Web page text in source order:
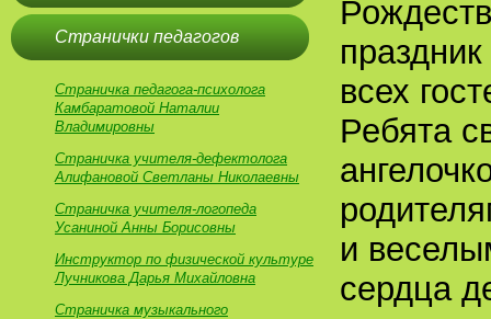
Странички педагогов
Страничка педагога-психолога
Камбаратовой Наталии
Владимировны
Страничка учителя-дефектолога
Алифановой Светланы Николаевны
Страничка учителя-логопеда
Усаниной Анны Борисовны
Инструктор по физической культуре
Лучникова Дарья Михайловна
Страничка музыкального
всех
Ребята
и
сердца